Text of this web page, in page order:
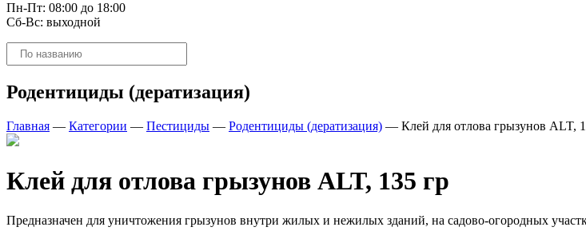
Пн-Пт: 08:00 до 18:00
Сб-Вс: выходной
Поиск
товаров
Родентициды (дератизация)
Главная — Категории — Пестициды — Родентициды (дератизация) — Клей для отлова грызунов АLT,
Клей для отлова грызунов АLT, 135 гр
Предназначен для уничтожения грызунов внутри жилых и нежилых зданий, на садово-огородных